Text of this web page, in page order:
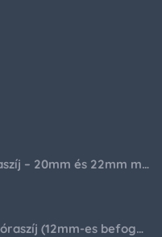
Keskenyített bőr óraszíj – 20mm és 22mm méretben
Krokodil mintás bőr óraszíj (12mm-es befogóval rendelkező órához)